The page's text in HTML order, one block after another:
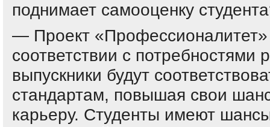
поднимает самооценку
— Проект «Профессионалитет»
соответствии с потребностями
выпускники будут
стандартам, повышая свои
карьеру. Студенты имеют